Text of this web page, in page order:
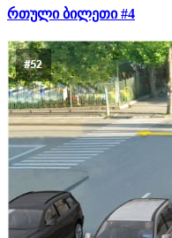
რთული ბილეთი #4